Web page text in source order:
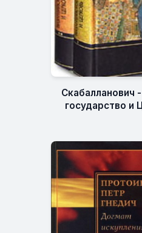
Скабалланович
государство и